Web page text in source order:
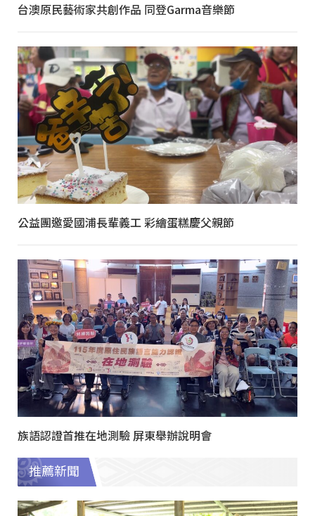
台澳原民藝術家共創作品 同登Garma音樂節
公益團邀愛國浦長輩義工 彩繪蛋糕慶父親節
族語認證首推在地測驗 屏東舉辦說明會
推薦新聞